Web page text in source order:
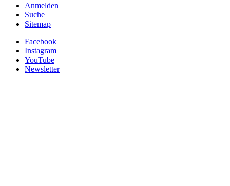
Anmelden
Suche
Sitemap
Facebook
Instagram
YouTube
Newsletter